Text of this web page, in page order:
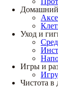
Уход и
Игры и
Чистота в